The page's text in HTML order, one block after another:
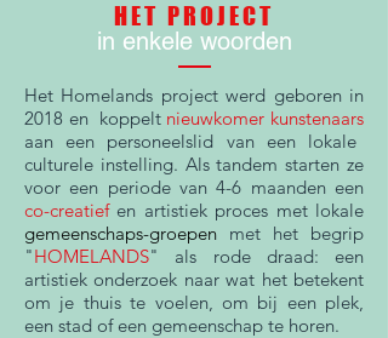
HET PROJECT
in enkele woorden
Het Homelands project werd geboren in
2018 en koppelt nieuwkomer kunstenaars
aan een personeelslid van een lokale
culturele instelling. Als tandem starten ze
voor een periode van 4-6 maanden een
co-creatiefen artistiek proces met lokale
gemeenschaps-groepen met het begrip
"HOMELANDS" als rode draad: een
artistiek onderzoek naar wat het betekent
om je thuis te voelen, om bij een plek,
een stad of een gemeenschap te horen.